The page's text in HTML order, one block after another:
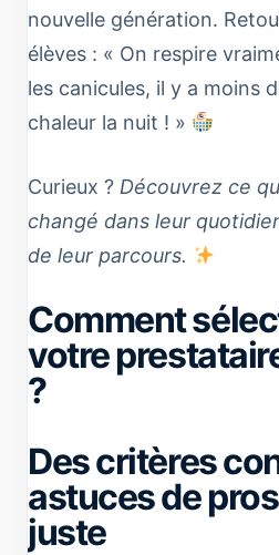
nouvelle génération.
élèves : « On respire
les canicules, il y a moins
chaleur la nuit ! »
Curieux ? Découvrez ce
changé dans leur
de leur parcours.
Comment
votre
?
Des critères
astuces de
juste